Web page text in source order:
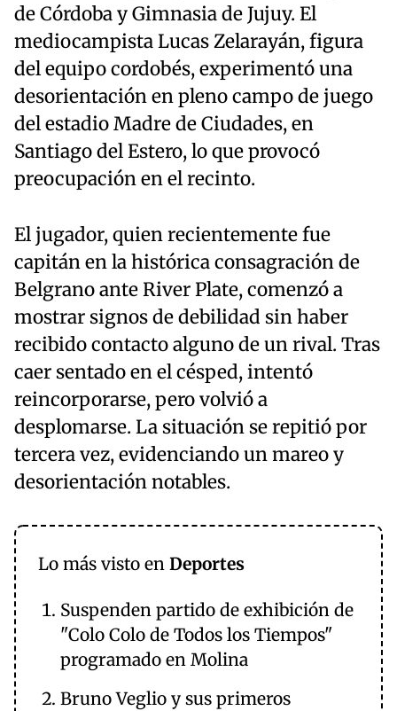
de Córdoba y Gimnasia de Jujuy. El
mediocampista Lucas Zelarayán, figura
del equipo cordobés, experimentó una
desorientación en pleno campo de juego
del estadio Madre de Ciudades, en
Santiago del Estero, lo que provocó
preocupación en el recinto.
El jugador, quien recientemente fue
capitán en la histórica consagración de
Belgrano ante River Plate, comenzó a
mostrar signos de debilidad sin haber
recibido contacto alguno de un rival. Tras
caer sentado en el césped, intentó
reincorporarse, pero volvió a
desplomarse. La situación se repitió por
tercera vez, evidenciando un mareo y
desorientación notables.
Lo más visto en Deportes
Suspenden partido de exhibición de
"Colo Colo de Todos los Tiempos"
programado en Molina
Bruno Veglio y sus primeros